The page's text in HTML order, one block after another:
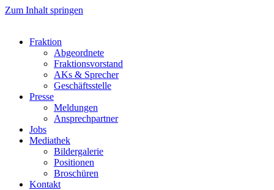
Zum Inhalt springen
Fraktion
Abgeordnete
Fraktions­vorstand
AKs & Sprecher
Geschäftsstelle
Presse
Meldungen
Ansprechpartner
Jobs
Mediathek
Bildergalerie
Positionen
Broschüren
Kontakt